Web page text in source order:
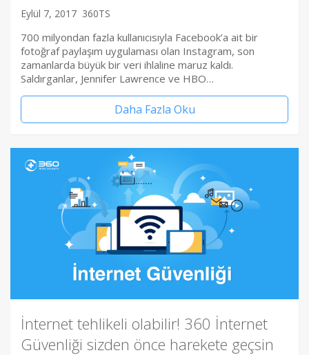
Eylül 7, 2017 360TS
700 milyondan fazla kullanıcısıyla Facebook’a ait bir
fotoğraf paylaşım uygulaması olan Instagram, son
zamanlarda büyük bir veri ihlaline maruz kaldı.
Saldırganlar, Jennifer Lawrence ve HBO…
Daha Fazla Oku
İnternet tehlikeli olabilir! 360 İnternet
Güvenliği sizden önce harekete geçsin